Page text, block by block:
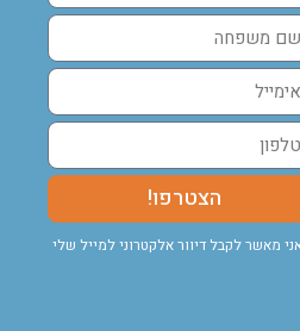
מאשר לקבל דיוור אלקטרוני למייל שלי
הצטרפו!